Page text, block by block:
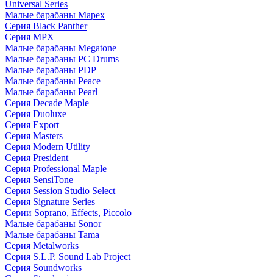
Universal Series
Малые барабаны Mapex
Серия Black Panther
Серия MPX
Малые барабаны Megatone
Малые барабаны PC Drums
Малые барабаны PDP
Малые барабаны Peace
Малые барабаны Pearl
Серия Decade Maple
Серия Duoluxe
Серия Export
Серия Masters
Серия Modern Utility
Серия President
Серия Professional Maple
Серия SensiTone
Серия Session Studio Select
Серия Signature Series
Серии Soprano, Effects, Piccolo
Малые барабаны Sonor
Малые барабаны Tama
Серия Metalworks
Серия S.L.P. Sound Lab Project
Серия Soundworks